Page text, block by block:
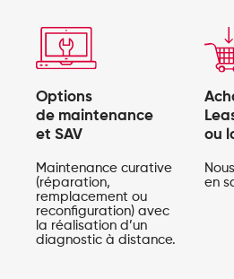
Options
de maintenance
et SAV
Maintenance curative
(réparation,
remplacement ou
reconfiguration) avec
la réalisation d’un
diagnostic à distance.
ou
en